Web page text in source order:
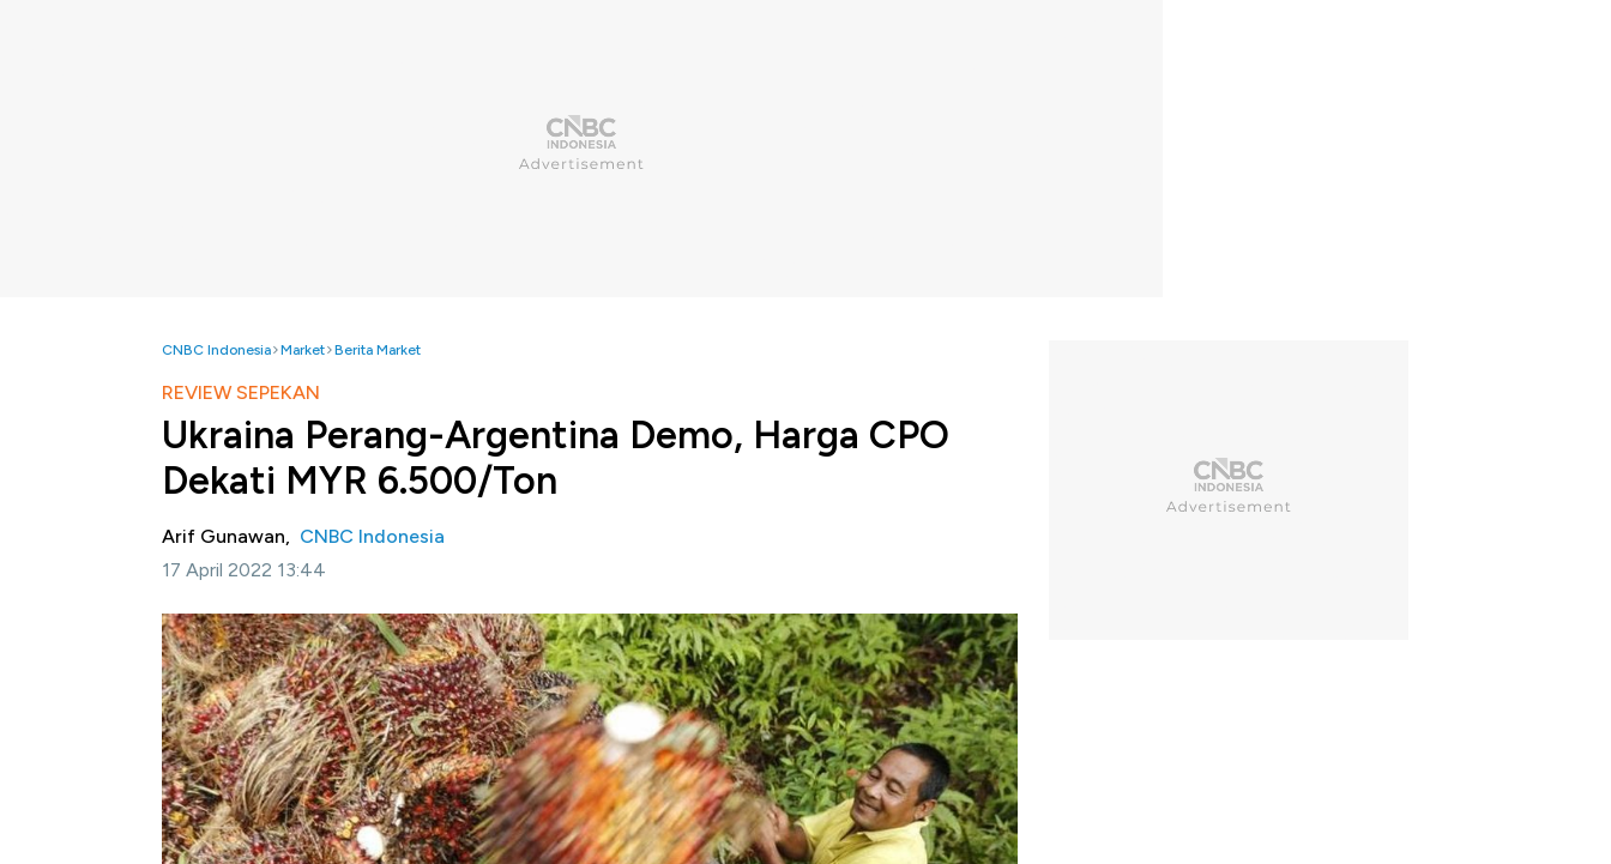
CNBC Indonesia Market Berita Market
REVIEW SEPEKAN
Ukraina Perang-Argentina Demo, Harga CPO
Dekati MYR 6.500/Ton
Arif Gunawan, CNBC Indonesia
17 April 2022 13:44